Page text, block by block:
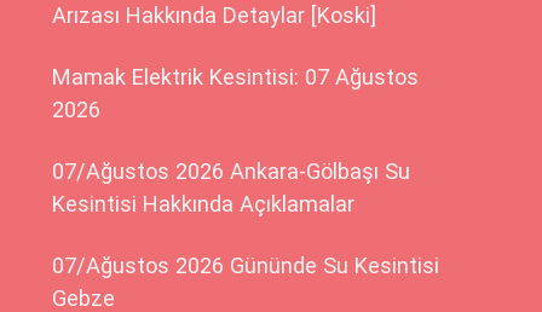
Arızası Hakkında Detaylar [Koski]
Mamak Elektrik Kesintisi: 07 Ağustos
2026
07/Ağustos 2026 Ankara-Gölbaşı Su
Kesintisi Hakkında Açıklamalar
07/Ağustos 2026 Gününde Su Kesintisi
Gebze